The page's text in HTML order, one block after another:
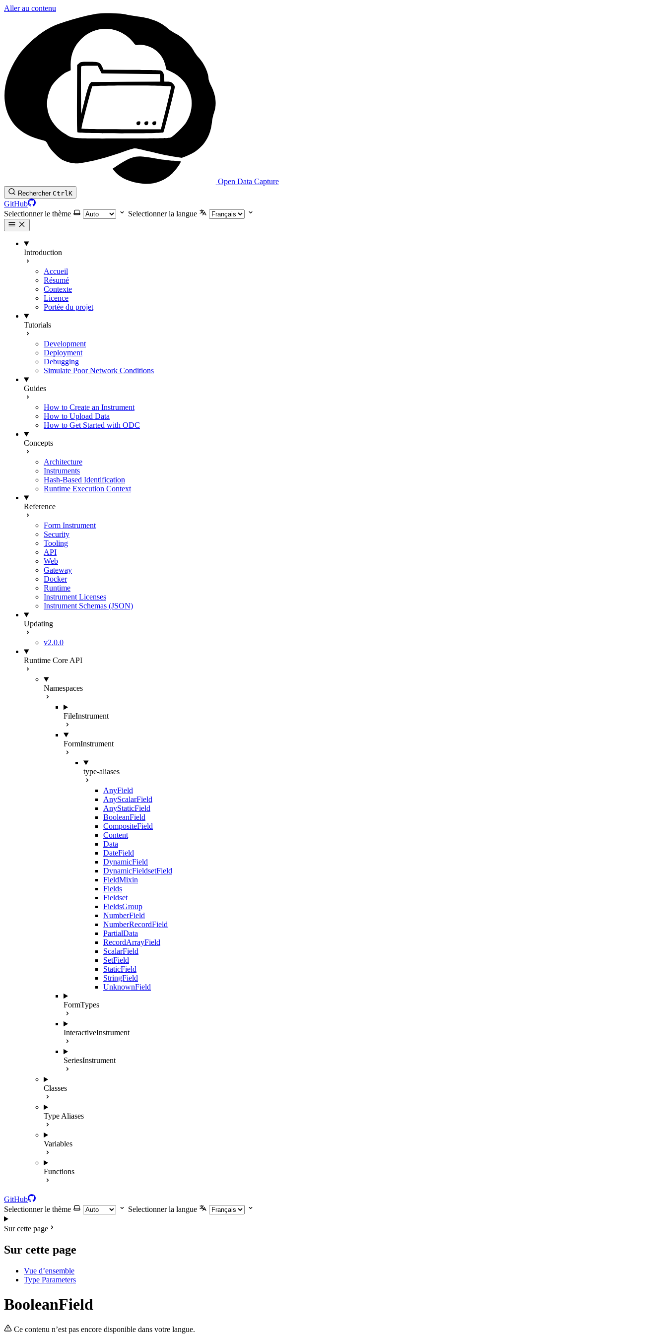
Aller au contenu
Open Data Capture
Rechercher CtrlK
GitHub
Selectionner le thème
Selectionner la langue
Introduction
Accueil
Résumé
Contexte
Licence
Portée du projet
Tutorials
Development
Deployment
Debugging
Simulate Poor Network Conditions
Guides
How to Create an Instrument
How to Upload Data
How to Get Started with ODC
Concepts
Architecture
Instruments
Hash-Based Identification
Runtime Execution Context
Reference
Form Instrument
Security
Tooling
API
Web
Gateway
Docker
Runtime
Instrument Licenses
Instrument Schemas (JSON)
Updating
v2.0.0
Runtime Core API
Namespaces
FileInstrument
FormInstrument
type-aliases
AnyField
AnyScalarField
AnyStaticField
BooleanField
CompositeField
Content
Data
DateField
DynamicField
DynamicFieldsetField
FieldMixin
Fields
Fieldset
FieldsGroup
NumberField
NumberRecordField
PartialData
RecordArrayField
ScalarField
SetField
StaticField
StringField
UnknownField
FormTypes
InteractiveInstrument
SeriesInstrument
Classes
Type Aliases
Variables
Functions
GitHub
Selectionner le thème
Selectionner la langue
Sur cette page
Sur cette page
Vue d’ensemble
Type Parameters
BooleanField
Ce contenu n’est pas encore disponible dans votre langue.